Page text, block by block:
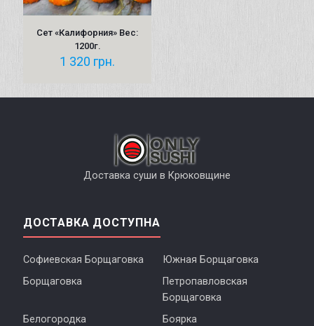
Сет «Калифорния» Вес:
1200г.
1 320 грн.
Доставка суши в Крюковщине
ДОСТАВКА ДОСТУПНА
Софиевская Борщаговка
Южная Борщаговка
Борщаговка
Петропавловская
Борщаговка
Белогородка
Боярка